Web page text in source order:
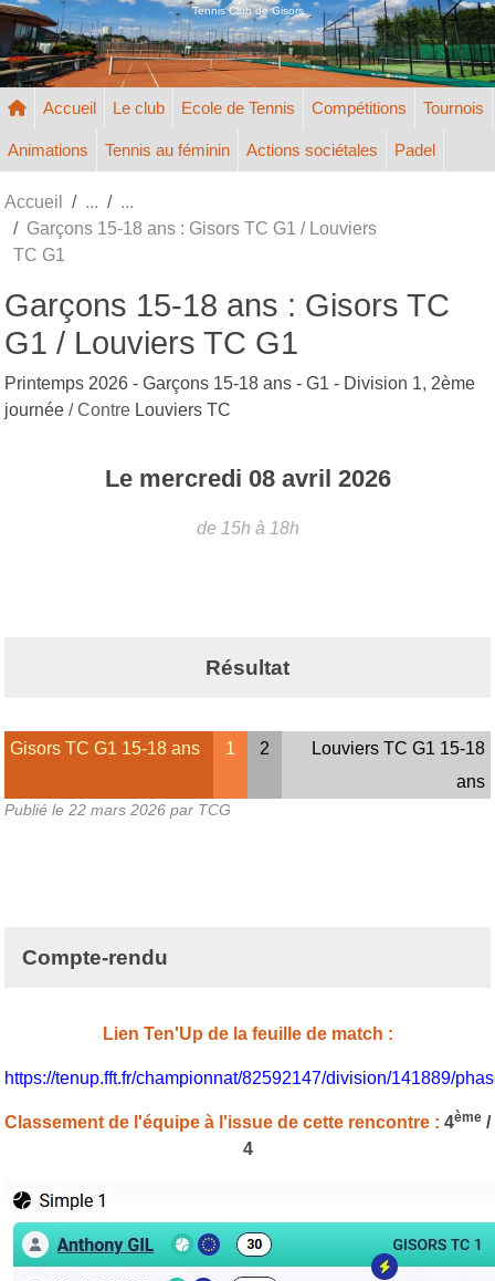
Tennis Club de Gisors
Accueil Le club Ecole de Tennis Compétitions Tournois
Animations Tennis au féminin Actions sociétales Padel
Accueil
Garçons 15-18 ans : Gisors TC G1 / Louviers
TC G1
Garçons 15-18 ans : Gisors TC
G1 / Louviers TC G1
Printemps 2026 - Garçons 15-18 ans - G1 - Division 1, 2ème
journée / Contre Louviers TC
Le mercredi 08 avril 2026
de 15h à 18h
Résultat
Gisors TC G1 15-18 ans 1 2
Louviers TC G1 15-18
ans
Publié le 22 mars 2026 par TCG
Compte-rendu
Lien Ten'Up de la feuille de match :
https://tenup.fft.fr/championnat/82592147/division/141889/
Classement de l'équipe à l'issue de cette rencontre : 4ème /
4
Panneau de gestion des cookies